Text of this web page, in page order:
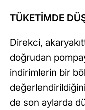
TÜKETİMDE
Direkci,
doğrudan
indirimlerin bir
de son aylarda